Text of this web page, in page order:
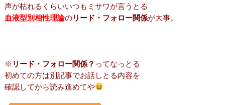
声が枯れるくらいいつもミサワが言うとる
血液型別相性理論のリード・フォロー関係が大事。
※ リード・フォロー関係？ ってなっとる
初めての方は別記事でお話しとる内容を
確認してから読み進めてや